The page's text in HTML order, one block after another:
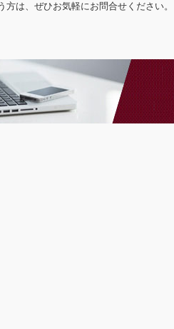
方は、ぜひお気軽にお問合せください。